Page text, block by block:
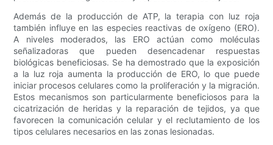
Además de la producción de ATP, la terapia con luz roja
también influye en las especies reactivas de oxígeno (ERO).
A niveles moderados, las ERO actúan como moléculas
señalizadoras que pueden desencadenar respuestas
biológicas beneficiosas. Se ha demostrado que la exposición
a la luz roja aumenta la producción de ERO, lo que puede
iniciar procesos celulares como la proliferación y la migración.
Estos mecanismos son particularmente beneficiosos para la
cicatrización de heridas y la reparación de tejidos, ya que
favorecen la comunicación celular y el reclutamiento de los
tipos celulares necesarios en las zonas lesionadas.